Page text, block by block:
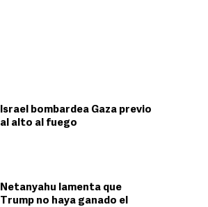
Israel bombardea Gaza previo
al alto al fuego
Netanyahu lamenta que
Trump no haya ganado el